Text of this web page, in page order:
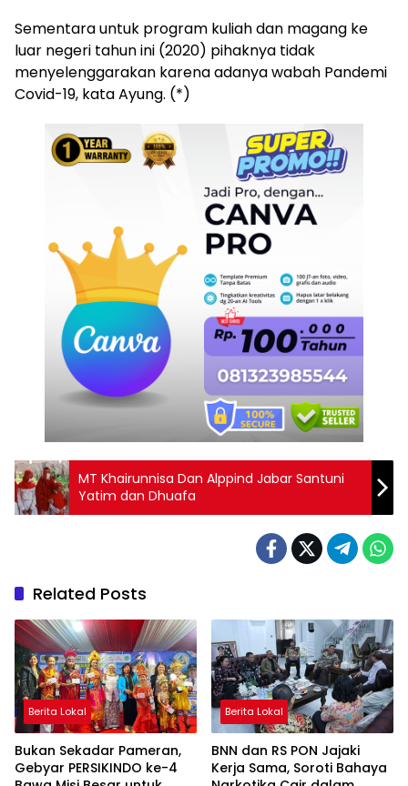
Sementara untuk program kuliah dan magang ke
luar negeri tahun ini (2020) pihaknya tidak
menyelenggarakan karena adanya wabah Pandemi
Covid-19, kata Ayung. (*)
MT Khairunnisa Dan Alppind Jabar Santuni
Yatim dan Dhuafa
Related Posts
Berita Lokal
Bukan Sekadar Pameran,
Gebyar PERSIKINDO ke-4
Berita Lokal
BNN dan RS PON Jajaki
Kerja Sama, Soroti Bahaya